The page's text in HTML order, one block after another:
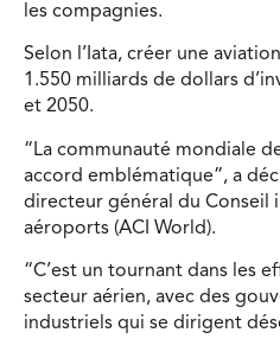
les compagnies.
Selon l’Iata, créer une
1.550 milliards de dollars
et 2050.
“La communauté mondiale
accord emblématique”, a
directeur général du Conseil
aéroports (ACI World).
“C’est un tournant dans les
secteur aérien, avec des
industriels qui se dirigent